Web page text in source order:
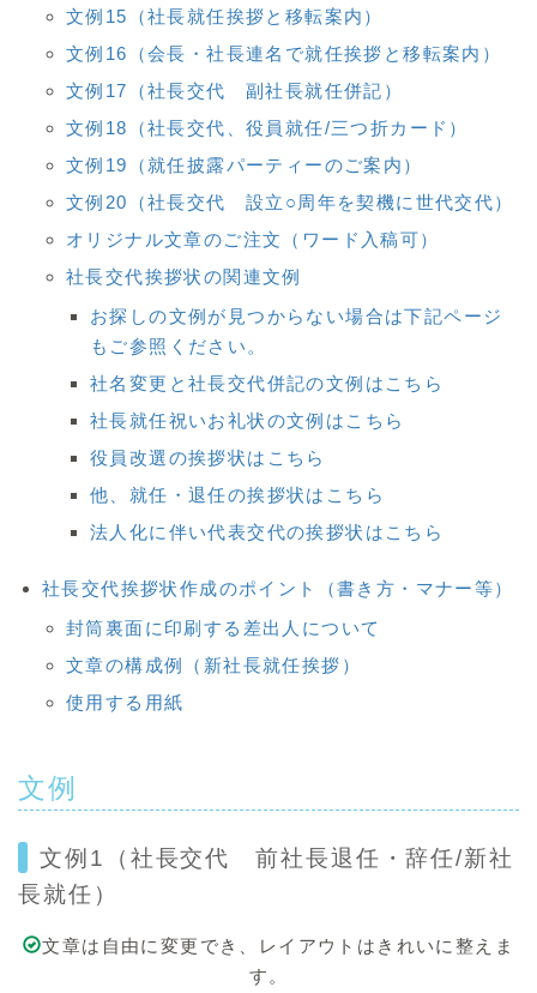
文例15（社長就任挨拶と移転案内）
文例16（会長・社長連名で就任挨拶と移転案内）
文例17（社長交代 副社長就任併記）
文例18（社長交代、役員就任/三つ折カード）
文例19（就任披露パーティーのご案内）
文例20（社長交代 設立○周年を契機に世代交代）
オリジナル文章のご注文（ワード入稿可）
社長交代挨拶状の関連文例
お探しの文例が見つからない場合は下記ページ
もご参照ください。
社名変更と社長交代併記の文例はこちら
社長就任祝いお礼状の文例はこちら
役員改選の挨拶状はこちら
他、就任・退任の挨拶状はこちら
法人化に伴い代表交代の挨拶状はこちら
社長交代挨拶状作成のポイント（書き方・マナー等）
封筒裏面に印刷する差出人について
文章の構成例（新社長就任挨拶）
使用する用紙
文例
文例1（社長交代 前社長退任・辞任/新社
長就任）
文章は自由に変更でき、レイアウトはきれいに整えま
す。